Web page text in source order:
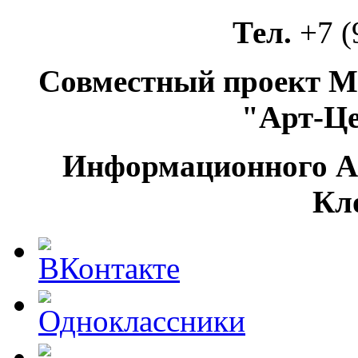
Тел. +7
Совместный проект
"Арт-
Информационного